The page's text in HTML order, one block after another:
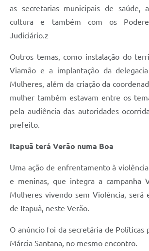
as secretarias municipais de saúde,
cultura e também com os
Judiciário.z
Outros temas, como instalação do
Viamão e a implantação da
Mulheres, além da criação da
mulher também estavam entre os
pela audiência das autoridades
prefeito.
Itapuã terá Verão numa Boa
Uma ação de enfrentamento à
e meninas, que integra a campanha
Mulheres vivendo sem Violência, será
de Itapuã, neste Verão.
O anúncio foi da secretária de Políticas
Márcia Santana, no mesmo encontro.